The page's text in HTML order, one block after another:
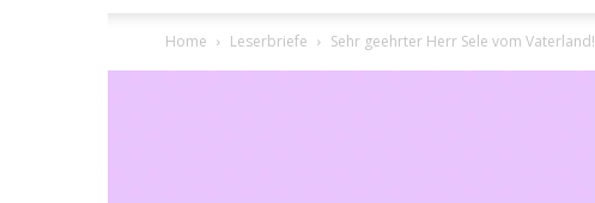
Home Leserbriefe Sehr geehrter Herr Sele vom Vaterland!